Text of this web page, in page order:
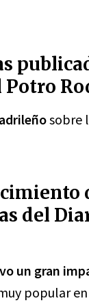
sobre
del
un gran
popular en